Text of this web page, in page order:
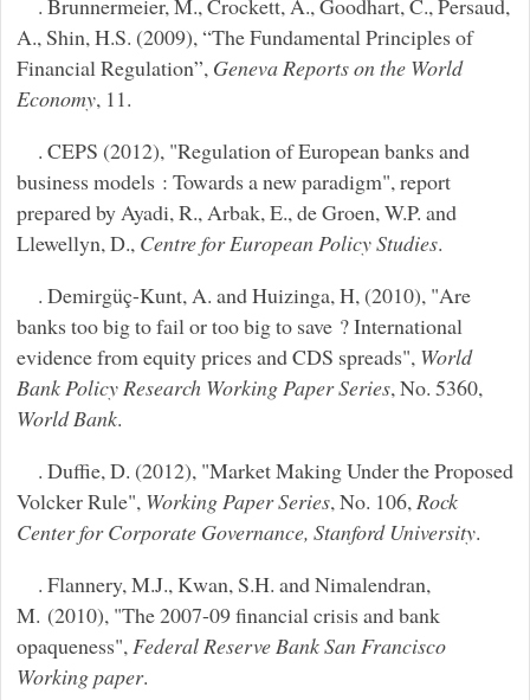
. Brunnermeier, M., Crockett, A., Goodhart, C., Persaud,
A., Shin, H.S. (2009), “The Fundamental Principles of
Financial Regulation”, Geneva Reports on the World
Economy, 11.
. CEPS (2012), "Regulation of European banks and
business models : Towards a new paradigm", report
prepared by Ayadi, R., Arbak, E., de Groen, W.P. and
Llewellyn, D., Centre for European Policy Studies.
. Demirgüç-Kunt, A. and Huizinga, H, (2010), "Are
banks too big to fail or too big to save ? International
evidence from equity prices and CDS spreads", World
Bank Policy Research Working Paper Series, No. 5360,
World Bank.
. Duffie, D. (2012), "Market Making Under the Proposed
Volcker Rule", Working Paper Series, No. 106,Rock
Center for Corporate Governance, Stanford University.
. Flannery, M.J., Kwan, S.H. and Nimalendran,
M. (2010), "The 2007-09 financial crisis and bank
opaqueness", Federal Reserve Bank San Francisco
Working paper.